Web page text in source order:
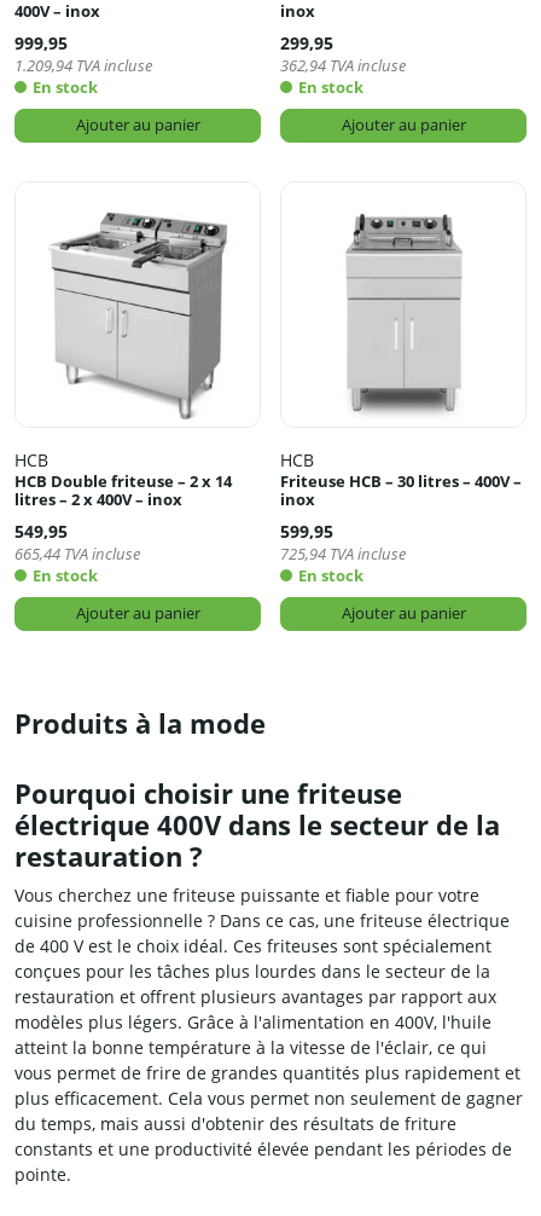
400V – inox
999,95
1.209,94 TVA incluse
En stock
Ajouter au panier
inox
299,95
362,94 TVA incluse
En stock
Ajouter au panier
HCB
HCB Double friteuse – 2 x 14
litres – 2 x 400V – inox
549,95
665,44 TVA incluse
En stock
Ajouter au panier
HCB
Friteuse HCB – 30 litres – 400V –
inox
599,95
725,94 TVA incluse
En stock
Ajouter au panier
Produits à la mode
Pourquoi choisir une friteuse
électrique 400V dans le secteur de la
restauration ?
Vous cherchez une friteuse puissante et fiable pour votre
cuisine professionnelle ? Dans ce cas, une friteuse électrique
de 400 V est le choix idéal. Ces friteuses sont spécialement
conçues pour les tâches plus lourdes dans le secteur de la
restauration et offrent plusieurs avantages par rapport aux
modèles plus légers. Grâce à l'alimentation en 400V, l'huile
atteint la bonne température à la vitesse de l'éclair, ce qui
vous permet de frire de grandes quantités plus rapidement et
plus efficacement. Cela vous permet non seulement de gagner
du temps, mais aussi d'obtenir des résultats de friture
constants et une productivité élevée pendant les périodes de
pointe.